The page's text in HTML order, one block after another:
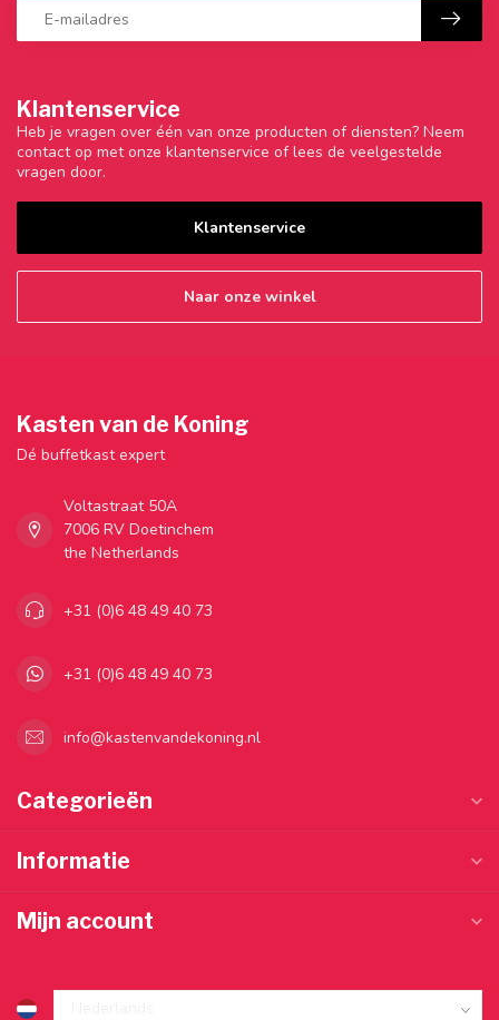
Klantenservice
Heb je vragen over één van onze producten of diensten? Neem
contact op met onze klantenservice of lees de veelgestelde
vragen door.
Klantenservice
Naar onze winkel
Kasten van de Koning
Dé buffetkast expert
Voltastraat 50A
7006 RV Doetinchem
the Netherlands
+31 (0)6 48 49 40 73
+31 (0)6 48 49 40 73
info@kastenvandekoning.nl
Categorieën
Informatie
Mijn account